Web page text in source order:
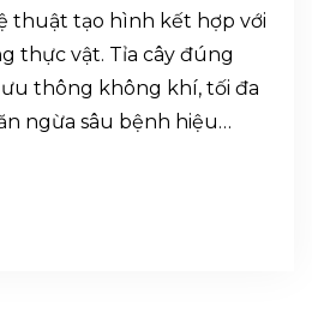
thuật tạo hình kết hợp với
thực vật. Tỉa cây đúng
thông không khí, tối đa
ngừa sâu bệnh hiệu…